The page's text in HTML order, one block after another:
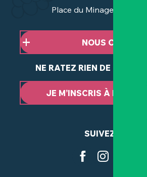
Place du Minage - 44190
NOUS
NE RATEZ RIEN DE NOTRE
JE M’INSCRIS À LA
SUIVEZ-NOUS